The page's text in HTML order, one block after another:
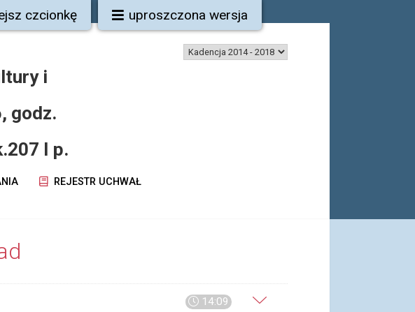
czcionkę uproszczona wersja
i
godz.
I p.
REJESTR UCHWAŁ
14:09